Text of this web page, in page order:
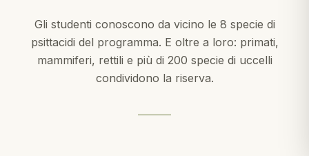
Gli studenti conoscono da vicino le 8 specie di
psittacidi del programma. E oltre a loro: primati,
mammiferi, rettili e più di 200 specie di uccelli
condividono la riserva.